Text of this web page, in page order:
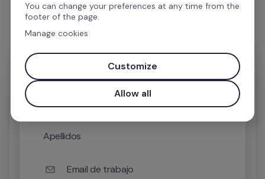
Apellidos
Email de trabajo
You can change your preferences at any time from the
footer of the page.
Manage cookies
Customize
Allow all